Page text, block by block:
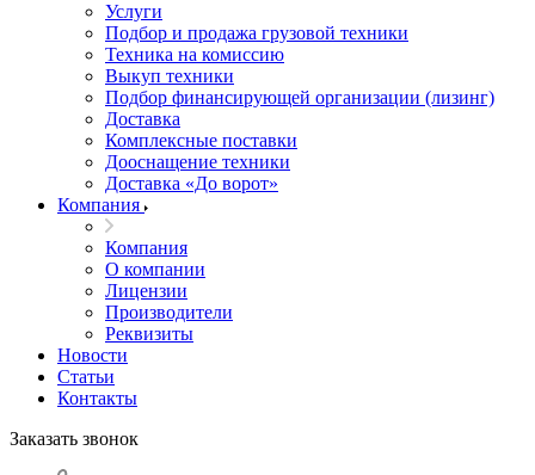
Услуги
Подбор и продажа грузовой техники
Техника на комиссию
Выкуп техники
Подбор финансирующей организации (лизинг)
Доставка
Комплексные поставки
Дооснащение техники
Доставка «До ворот»
Компания
Компания
О компании
Лицензии
Производители
Реквизиты
Новости
Статьи
Контакты
Заказать звонок